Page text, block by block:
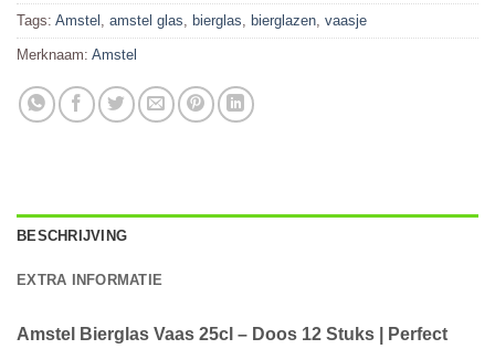
Tags: Amstel , amstel glas, bierglas, bierglazen, vaasje
Merknaam: Amstel
BESCHRIJVING
EXTRA INFORMATIE
Amstel Bierglas Vaas 25cl – Doos 12 Stuks | Perfect